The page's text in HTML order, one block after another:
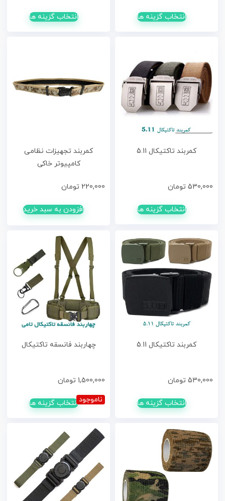
انتخاب گزینه ها انتخاب گزینه ها
کمربند تاکتیکال 5.11
530,000 تومان
انتخاب گزینه ها
کمربند تجهیزات نظامی
کامپیوتر خاکی
220,000 تومان
افزودن به سبد خرید
کمربند تاکتیکال 5.11
530,000 تومان
انتخاب گزینه ها
چهاربند فانسقه تاکتیکال
1,500,000 تومان
ناموجودانتخاب گزینه ها